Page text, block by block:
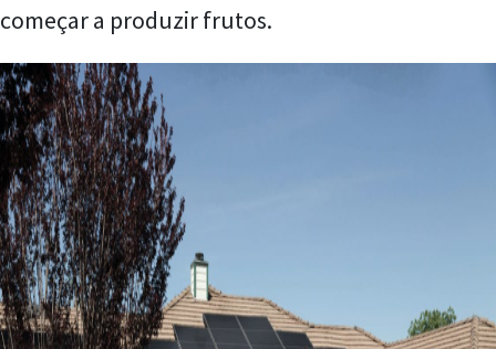
começar a produzir frutos.